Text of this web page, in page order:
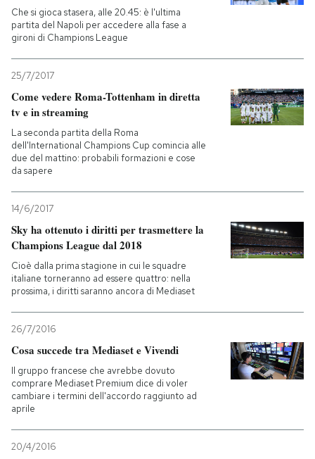
I MIEI PREFERITI
SHOP
CALENDARIO
AREA PERSONALE
Che si gioca stasera, alle 20.45: è l'ultima
partita del Napoli per accedere alla fase a
gironi di Champions League
25/7/2017
Come vedere Roma-Tottenham in diretta
tv e in streaming
La seconda partita della Roma
dell'International Champions Cup comincia alle
due del mattino: probabili formazioni e cose
da sapere
14/6/2017
Sky ha ottenuto i diritti per trasmettere la
Champions League dal 2018
Cioè dalla prima stagione in cui le squadre
italiane torneranno ad essere quattro: nella
prossima, i diritti saranno ancora di Mediaset
26/7/2016
Cosa succede tra Mediaset e Vivendi
Il gruppo francese che avrebbe dovuto
comprare Mediaset Premium dice di voler
cambiare i termini dell'accordo raggiunto ad
aprile
20/4/2016